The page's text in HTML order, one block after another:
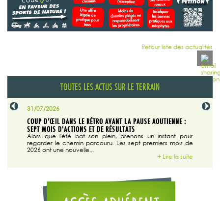
Retour liste des actualités
TOUTES LES ACTUS SUR LE TERRAIN
31/07/2026
COUP D’ŒIL DANS LE RÉTRO AVANT LA PAUSE AOUTIENNE :
SEPT MOIS D'ACTIONS ET DE RÉSULTATS
Alors que l'été bat son plein, prenons un instant pour
regarder le chemin parcouru. Les sept premiers mois de
2026 ont une nouvelle...
+ Lire la suite
29/07/